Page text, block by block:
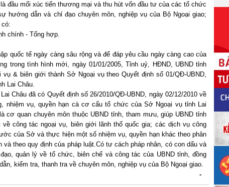
đầu mối xúc tiến thương mại và thu hút vốn đầu tư của các tổ chức
hướng dẫn và chỉ đạo chuyên môn, nghiệp vụ của Bộ Ngoại giao;
có:
- Tổng hợp.
tế ngày càng sâu rộng và để đáp yêu cầu ngày càng cao của
trong tình hình mới, ngày 01/01/2005, Tỉnh uỷ, HĐND, UBND tỉnh
vụ & biên giới thành Sở Ngoại vụ theo Quyết định số 01/QĐ-UBND,
Lai Châu.
đã có Quyết định số 26/2010/QĐ-UBND, ngày 02/12/2010 về
nhiệm vụ, quyền hạn cà cơ cấu tổ chức của Sở Ngoại vụ tỉnh Lai
cơ quan chuyên môn thuộc UBND tỉnh, tham mưu, giúp UBND tỉnh
công tác ngoại vụ, biên giới lãnh thổ quốc gia; các dịch vụ công
của Sở và thực hiện một số nhiệm vụ, quyền hạn khác theo phân
và theo quy định của pháp luật.Có tư cách pháp nhân, có con dấu và
quản lý về tổ chức, biên chế và công tác của UBND tỉnh, đồng
kiểm tra, thanh tra về chuyên môn, nghiệp vụ của Bộ Ngoại giao.
-